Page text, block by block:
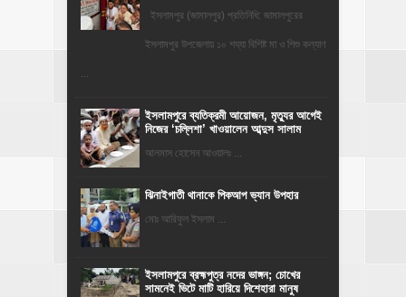
ইসলামপুর (জামালপুর) প্রতিনিধি: জামালপুরের
ইসলামপুর উপজেলায় ১০ শয্যা বিশিষ্ট মা ও শিশু কল্যাণ
...
‎ইসলামপুরে ব্যতিক্রমী আয়োজন, মৃত্যুর আগেই
নিজের ‘চল্লিশা’ খাওয়ালেন আব্দুস সালাম
আলমাস হোসেন আওয়ালঃ ...
ঝিনাইগাতী থানাকে পিকআপ ভ্যান উপহার
মোঃ আরিফুল ইসলাম ...
ইসলামপুরে ব্রহ্মপুত্র নদের ভাঙ্গন; চোখের
সামনেই ভিটে মাটি হারিয়ে দিশেহারা মানুষ